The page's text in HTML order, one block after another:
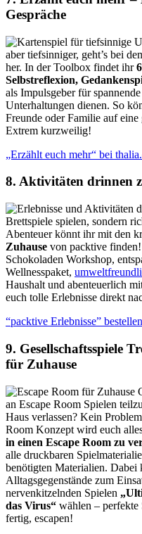
Gespräche
aber tiefsinniger, geht’s bei
her. In der Toolbox findet ihr
Selbstreflexion,
als Impulsgeber für
Unterhaltungen dienen. So
Freunde oder Familie auf
Extrem kurzweilig!
„Erzählt euch mehr“ bei
8. Aktivitäten drinnen
Brettspiele spielen, sondern
Abenteuer könnt ihr mit den
Zuhause von packtive
Schokoladen Workshop,
Wellnesspaket,
Haushalt und abenteuerlich
euch tolle Erlebnisse direkt
“packtive Erlebnisse” bestellen
9. Gesellschaftsspiele
für Zuhause
an Escape Room Spielen
Haus verlassen? Kein
Room Konzept wird euch
in einen Escape Room zu
alle druckbaren
benötigten Materialien. Dabei
Alltagsgegenstände zum
nervenkitzelnden Spielen
das Virus“ wählen –
fertig, escapen!